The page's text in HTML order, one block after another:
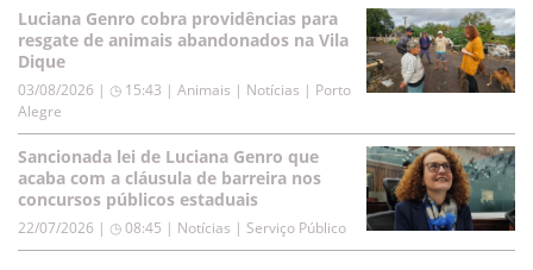
Luciana Genro cobra providências para
resgate de animais abandonados na Vila
Dique
03/08/2026 | ◷ 15:43 | Animais | Notícias | Porto
Alegre
Sancionada lei de Luciana Genro que
acaba com a cláusula de barreira nos
concursos públicos estaduais
22/07/2026 | ◷ 08:45 | Notícias | Serviço Público